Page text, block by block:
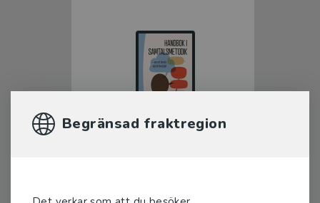
Begränsad fraktregion